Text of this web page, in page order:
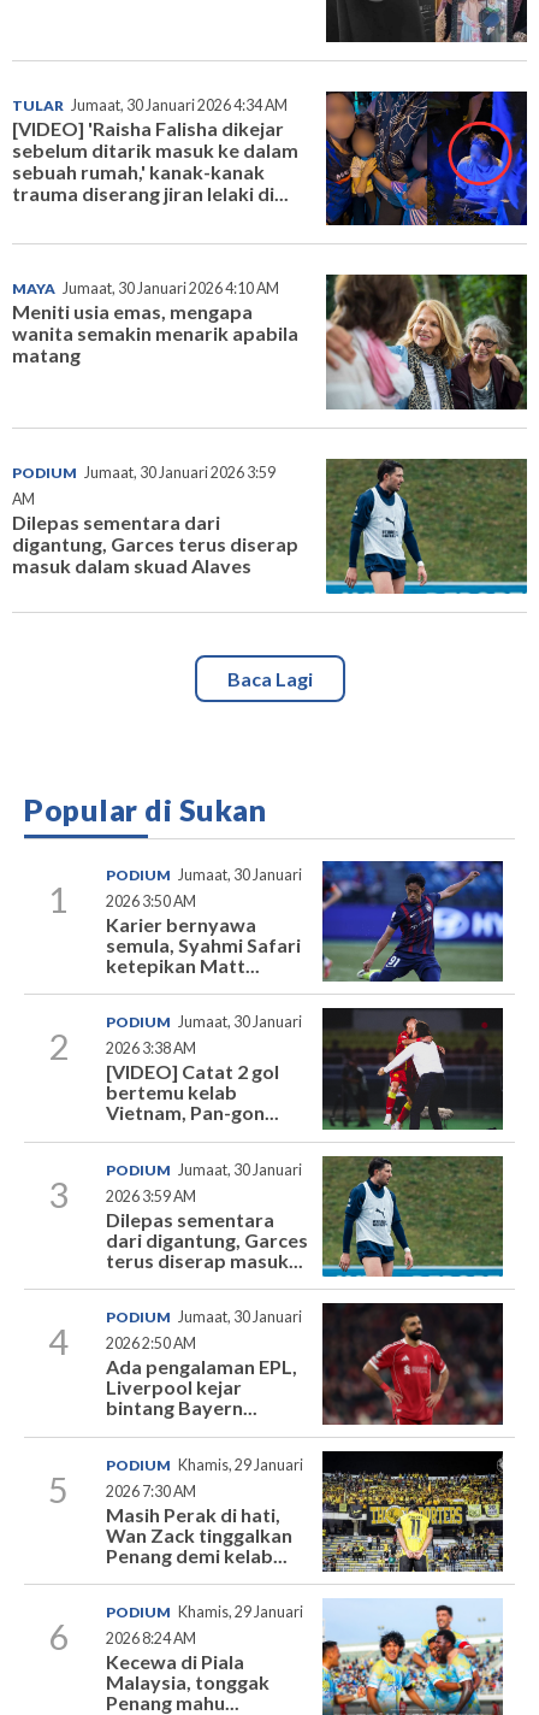
TULAR Jumaat, 30 Januari 2026 4:34 AM
[VIDEO] 'Raisha Falisha dikejar
sebelum ditarik masuk ke dalam
sebuah rumah,' kanak-kanak
trauma diserang jiran lelaki di...
MAYA Jumaat, 30 Januari 2026 4:10 AM
Meniti usia emas, mengapa
wanita semakin menarik apabila
matang
PODIUM Jumaat, 30 Januari 2026 3:59
AM
Dilepas sementara dari
digantung, Garces terus diserap
masuk dalam skuad Alaves
Baca Lagi
Popular di Sukan
1
PODIUM Jumaat, 30 Januari
2026 3:50 AM
Karier bernyawa
semula, Syahmi Safari
ketepikan Matt...
2
PODIUM Jumaat, 30 Januari
2026 3:38 AM
[VIDEO] Catat 2 gol
bertemu kelab
Vietnam, Pan-gon...
3
PODIUM Jumaat, 30 Januari
2026 3:59 AM
Dilepas sementara
dari digantung, Garces
terus diserap masuk...
4
PODIUM Jumaat, 30 Januari
2026 2:50 AM
Ada pengalaman EPL,
Liverpool kejar
bintang Bayern...
5
PODIUM Khamis, 29 Januari
2026 7:30 AM
Masih Perak di hati,
Wan Zack tinggalkan
Penang demi kelab...
6
PODIUM Khamis, 29 Januari
2026 8:24 AM
Kecewa di Piala
Malaysia, tonggak
Penang mahu...